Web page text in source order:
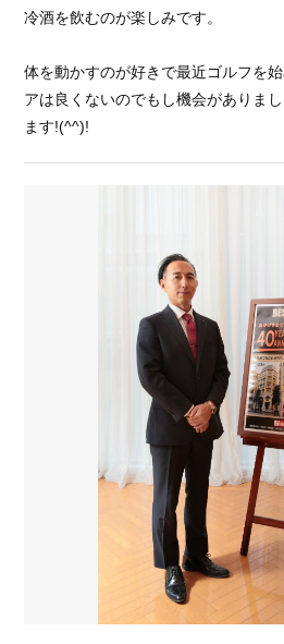
冷酒を飲むのが楽しみです。
体を動かすのが好きで最近ゴルフを
アは良くないのでもし機会がありま
ます!(^^)!